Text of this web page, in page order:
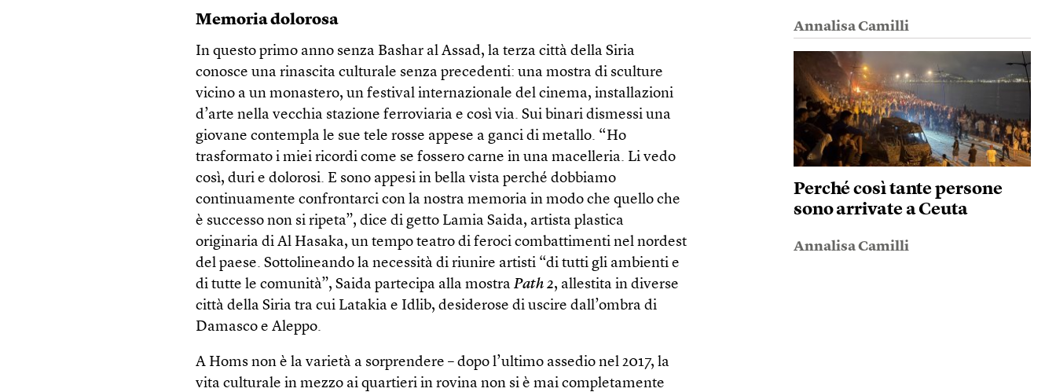
Memoria dolorosa
In questo primo anno senza Bashar al Assad, la terza città della Siria
conosce una rinascita culturale senza precedenti: una mostra di sculture
vicino a un monastero, un festival internazionale del cinema, installazioni
d’arte nella vecchia stazione ferroviaria e così via. Sui binari dismessi una
giovane contempla le sue tele rosse appese a ganci di metallo. “Ho
trasformato i miei ricordi come se fossero carne in una macelleria. Li vedo
così, duri e dolorosi. E sono appesi in bella vista perché dobbiamo
continuamente confrontarci con la nostra memoria in modo che quello che
è successo non si ripeta”, dice di getto Lamia Saida, artista plastica
originaria di Al Hasaka, un tempo teatro di feroci combattimenti nel nordest
del paese. Sottolineando la necessità di riunire artisti “di tutti gli ambienti e
di tutte le comunità”, Saida partecipa alla mostraPath 2, allestita in diverse
città della Siria tra cui Latakia e Idlib, desiderose di uscire dall’ombra di
Damasco e Aleppo.
A Homs non è la varietà a sorprendere – dopo l’ultimo assedio nel 2017, la
vita culturale in mezzo ai quartieri in rovina non si è mai completamente
Annalisa Camilli
Perché così tante persone
sono arrivate a Ceuta
Annalisa Camilli